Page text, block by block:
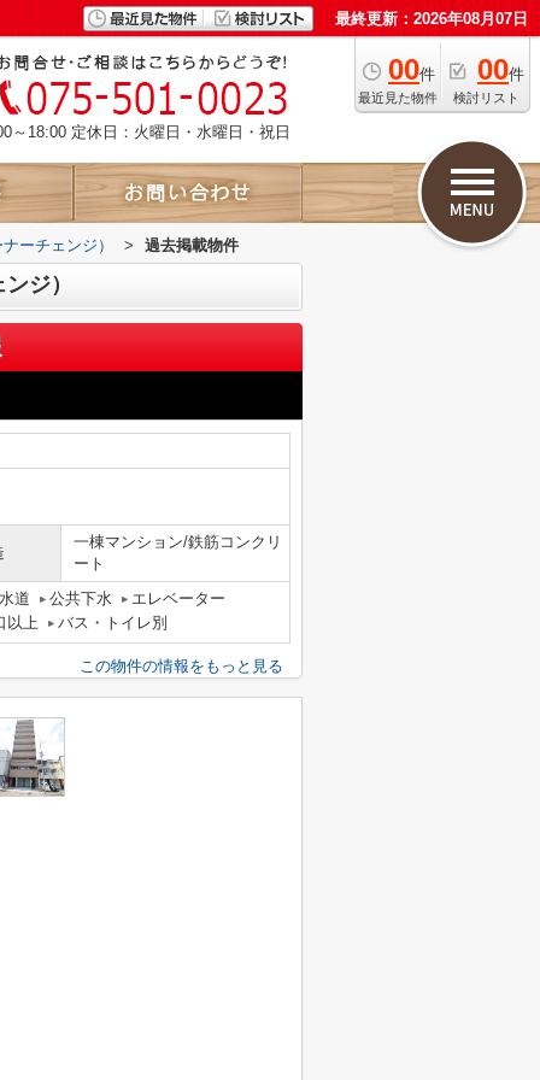
最終更新：2026年08月07日
00件
最近見た物件
00件
検討リスト
～18:00 定休日：火曜日・水曜日・祝日
ーチェンジ） > 過去掲載物件
ジ）
一棟マンション/鉄筋コンクリ
ート
道 公共下水
エレベーター
以上 バス・トイレ別
この物件の情報をもっと見る